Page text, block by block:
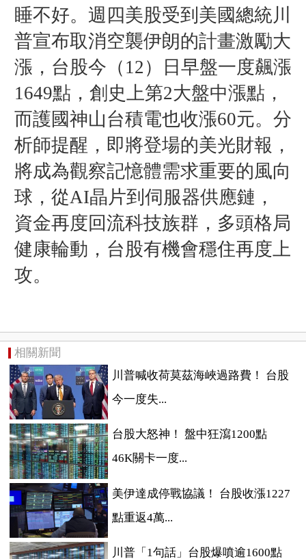
睡不好。週四美股受到美國總統川
普宣布取消空襲伊朗的計畫激勵大
漲，台股今（12）日早盤一度飆漲
1649點，創史上第2大盤中漲點，
而護國神山台積電也收漲60元。 分
析師提醒， 即將登場的美光財報，
將成為觀察記憶體需求重要的風向
球， 從AI晶片到伺服器供應鏈，
資金再度回流科技族群， 多頭格局
健康輪動， 台股有機會穩住再度上
攻。
相關新聞
川普喊收荷莫茲海峽過路費！ 台股
今一度失...
台股大怒神！ 盤中狂瀉1200點
46K關卡一度...
美伊達成停戰協議！ 台股收漲1227
點重返4萬...
川普「1句話」台股爆噴逾1600點